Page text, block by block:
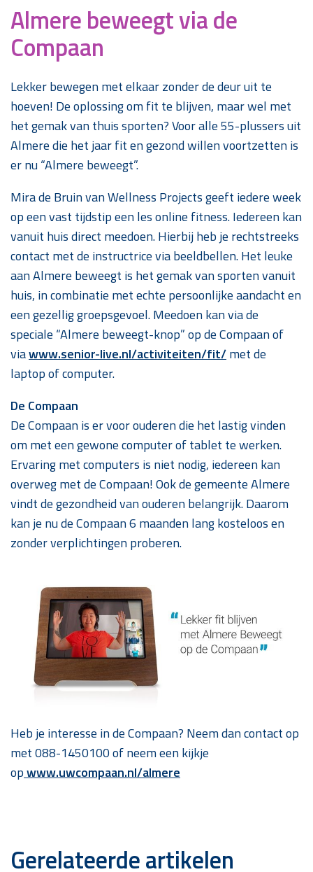
Almere beweegt via de
Compaan
Lekker bewegen met elkaar zonder de deur uit te
hoeven! De oplossing om fit te blijven, maar wel met
het gemak van thuis sporten? Voor alle 55-plussers uit
Almere die het jaar fit en gezond willen voortzetten is
er nu “Almere beweegt”.
Mira de Bruin van Wellness Projects geeft iedere week
op een vast tijdstip een les online fitness. Iedereen kan
vanuit huis direct meedoen. Hierbij heb je rechtstreeks
contact met de instructrice via beeldbellen. Het leuke
aan Almere beweegt is het gemak van sporten vanuit
huis, in combinatie met echte persoonlijke aandacht en
een gezellig groepsgevoel. Meedoen kan via de
speciale “Almere beweegt-knop” op de Compaan of
viawww.senior-live.nl/activiteiten/fit/met de
laptop of computer.
De Compaan
De Compaan is er voor ouderen die het lastig vinden
om met een gewone computer of tablet te werken.
Ervaring met computers is niet nodig, iedereen kan
overweg met de Compaan! Ook de gemeente Almere
vindt de gezondheid van ouderen belangrijk. Daarom
kan je nu de Compaan 6 maanden lang kosteloos en
zonder verplichtingen proberen.
Heb je interesse in de Compaan? Neem dan contact op
met 088-1450100 of neem een kijkje
opwww.uwcompaan.nl/almere
Gerelateerde artikelen